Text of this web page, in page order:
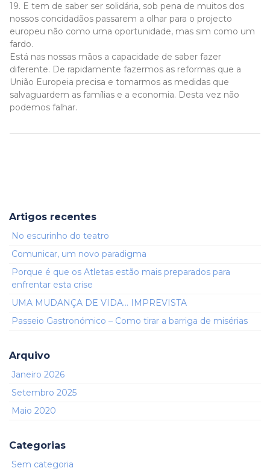
19. E tem de saber ser solidária, sob pena de muitos dos
nossos concidadãos passarem a olhar para o projecto
europeu não como uma oportunidade, mas sim como um
fardo.
Está nas nossas mãos a capacidade de saber fazer
diferente. De rapidamente fazermos as reformas que a
União Europeia precisa e tomarmos as medidas que
salvaguardem as famílias e a economia. Desta vez não
podemos falhar.
Artigos recentes
No escurinho do teatro
Comunicar, um novo paradigma
Porque é que os Atletas estão mais preparados para
enfrentar esta crise
UMA MUDANÇA DE VIDA… IMPREVISTA
Passeio Gastronómico – Como tirar a barriga de misérias
Arquivo
Janeiro 2026
Setembro 2025
Maio 2020
Categorias
Sem categoria